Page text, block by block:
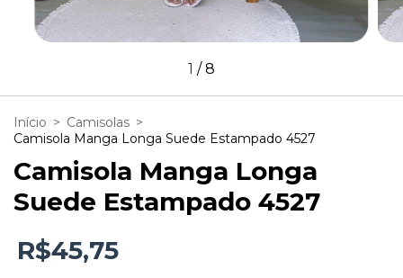
1 /8
Início > Camisolas >
Camisola Manga Longa Suede Estampado 4527
Camisola Manga Longa
Suede Estampado 4527
R$45,75